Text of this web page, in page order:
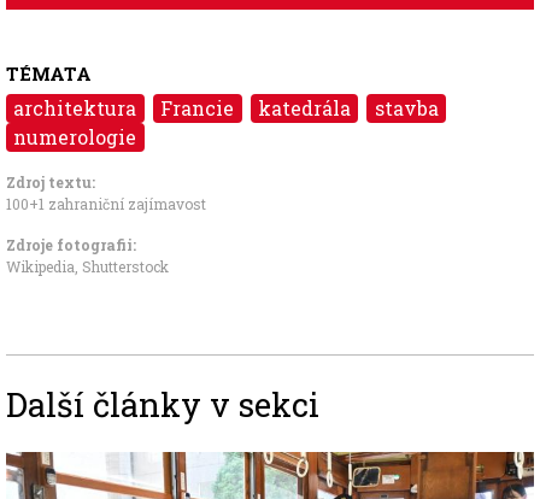
TÉMATA
architektura Francie katedrála
stavba
numerologie
Zdroj textu:
100+1 zahraniční zajímavost
Zdroje fotografii:
Wikipedia, Shutterstock
Další články v sekci
Image